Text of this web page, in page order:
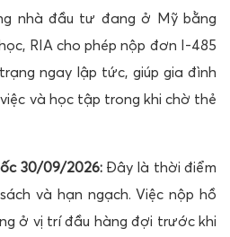
nhà đầu tư đang ở Mỹ bằng
RIA cho phép nộp đơn I-485
ngay lập tức, giúp gia đình
và học tập trong khi chờ thẻ
30/09/2026:Đây là thời điểm
và hạn ngạch. Việc nộp hồ
ở vị trí đầu hàng đợi trước khi